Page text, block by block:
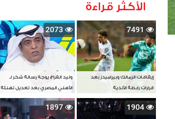
الأكثر قراءة
7491
إيقافات الزمالك وبيراميدز بعد
قرارات رابطة الأندية
2073
وليد الفراج يوجه رسالة شكر لـ
الأهلي المصري بعد تعديل تهنئة
بطل آسيا
1904
1897